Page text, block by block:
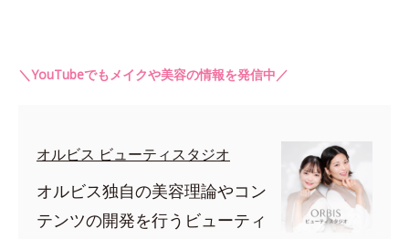
＼YouTubeでもメイクや美容の情報を発信中／
オルビス ビューティスタジオ
オルビス独自の美容理論やコン
テンツの開発を行うビューティ